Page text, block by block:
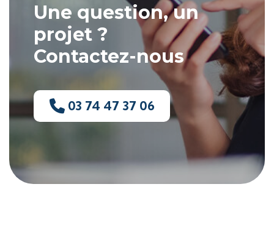
Une question, un
projet ?
Contactez-nous
03 74 47 37 06